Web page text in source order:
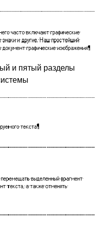
и пятый разделы